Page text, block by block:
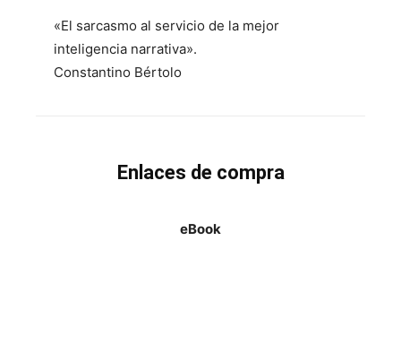
«El sarcasmo al servicio de la mejor
inteligencia narrativa».
Constantino Bértolo
Enlaces de compra
eBook